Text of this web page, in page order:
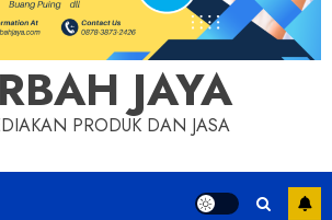
JAYA
PRODUK DAN JASA